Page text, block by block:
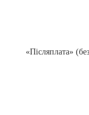
«Післяплата»